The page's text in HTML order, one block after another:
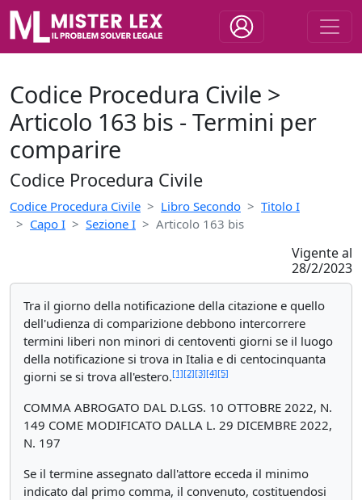
Codice Procedura Civile >
Articolo 163 bis - Termini per
comparire
Codice Procedura Civile
Codice Procedura Civile Libro Secondo
Titolo I
Capo I
Sezione I Articolo 163 bis
Vigente al
28/2/2023
Tra il giorno della notificazione della citazione e quello
dell'udienza di comparizione debbono intercorrere
termini liberi non minori di centoventi giorni se il luogo
della notificazione si trova in Italia e di centocinquanta
giorni se si trova all'estero.[1][2][3][4][5]
COMMA ABROGATO DAL D.LGS. 10 OTTOBRE 2022, N.
149 COME MODIFICATO DALLA L. 29 DICEMBRE 2022,
N. 197
Se il termine assegnato dall'attore ecceda il minimo
indicato dal primo comma, il convenuto, costituendosi